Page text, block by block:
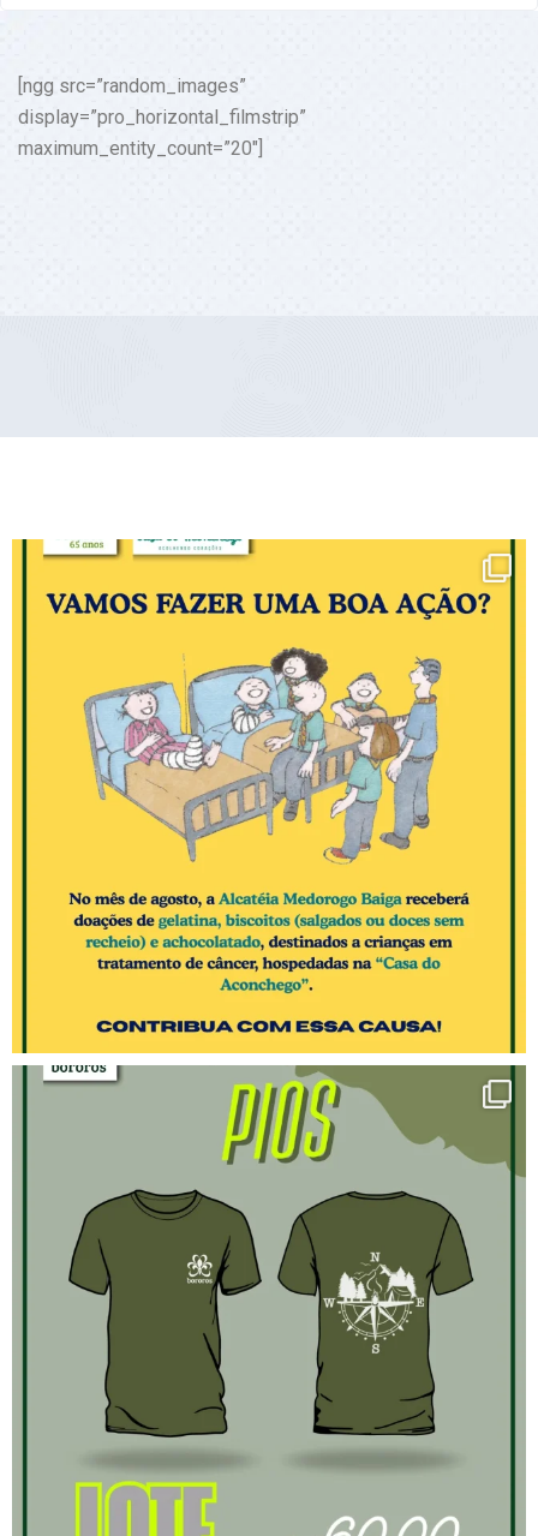
[ngg src=”random_images”
display=”pro_horizontal_filmstrip”
maximum_entity_count=”20″]